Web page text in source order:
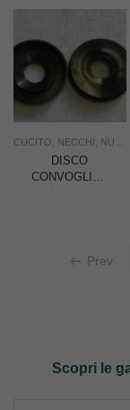
CUCITO NECCHI NUOVO
DISCO
CONVOGLITORE
CADAUNOPrev
Scopri le